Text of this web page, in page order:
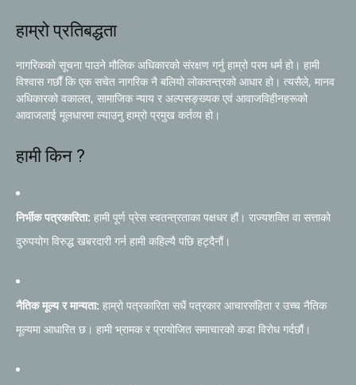
हाम्रो प्रतिबद्धता
नागरिकको सूचना पाउने मौलिक अधिकारको संरक्षण गर्नु हाम्रो परम धर्म हो। हामी
विश्वास गर्छौं कि एक सचेत नागरिक नै बलियो लोकतन्त्रको आधार हो। त्यसैले, मानव
अधिकारको वकालत, सामाजिक न्याय र अल्पसङ्ख्यक एवं आवाजविहीनहरूको
आवाजलाई मूलधारमा ल्याउनु हाम्रो प्रमुख कर्तव्य हो।
हामी किन ?
निर्भीक पत्रकारिता: हामी पूर्ण प्रेस स्वतन्त्रताका पक्षधर हौं। राज्यशक्ति वा सत्ताको
दुरुपयोग विरुद्ध खबरदारी गर्न हामी कहिल्यै पछि हट्दैनौं।
नैतिक मूल्य र मान्यता: हाम्रो पत्रकारिता सधैं पत्रकार आचारसंहिता र उच्च नैतिक
मूल्यमा आधारित छ। हामी भ्रामक र प्रायोजित समाचारको कडा विरोध गर्दछौं।